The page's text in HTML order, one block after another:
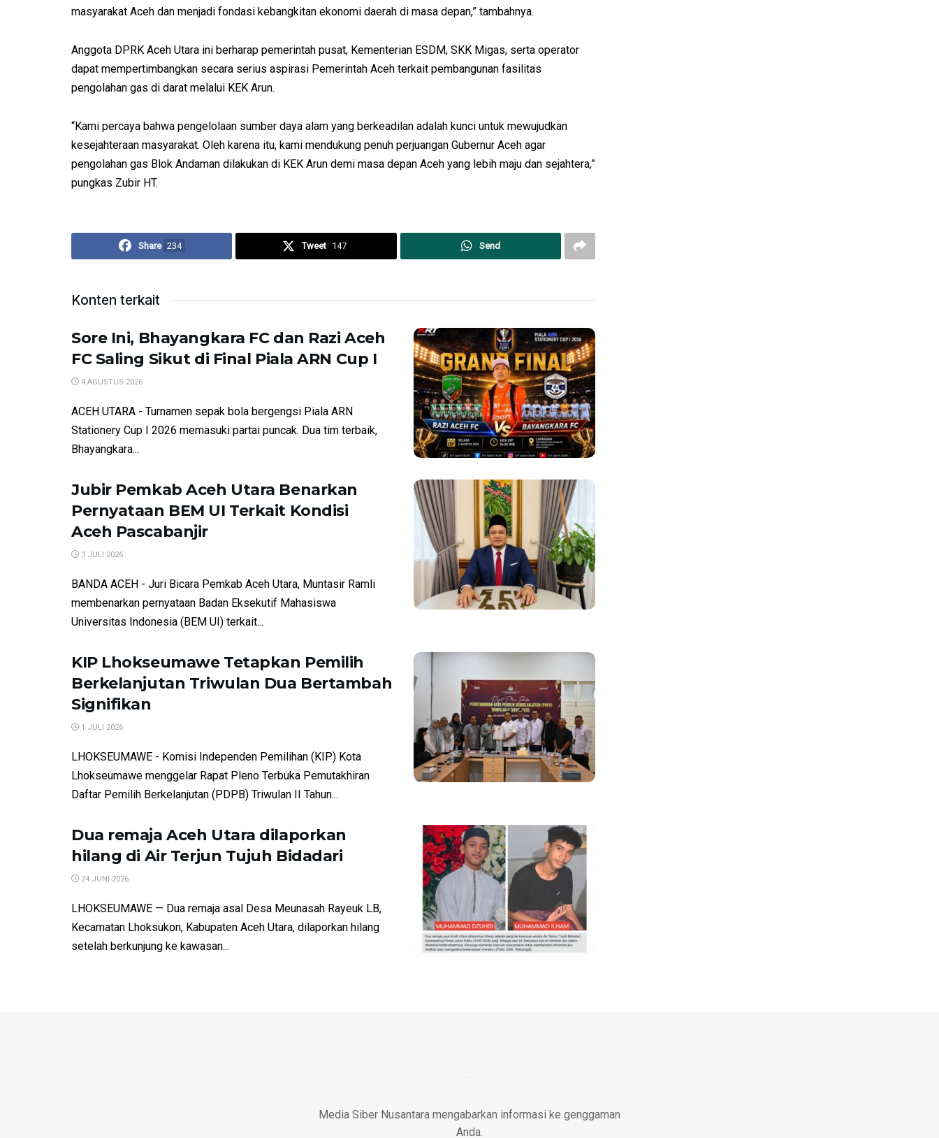
masyarakat Aceh dan menjadi fondasi kebangkitan ekonomi daerah di masa depan,” tambahnya.
Anggota DPRK Aceh Utara ini berharap pemerintah pusat, Kementerian ESDM, SKK Migas, serta operator
dapat mempertimbangkan secara serius aspirasi Pemerintah Aceh terkait pembangunan fasilitas
pengolahan gas di darat melalui KEK Arun.
“Kami percaya bahwa pengelolaan sumber daya alam yang berkeadilan adalah kunci untuk mewujudkan
kesejahteraan masyarakat. Oleh karena itu, kami mendukung penuh perjuangan Gubernur Aceh agar
pengolahan gas Blok Andaman dilakukan di KEK Arun demi masa depan Aceh yang lebih maju dan sejahtera,”
pungkas Zubir HT.
Share 234 Tweet 147 Send
Konten terkait
Sore Ini, Bhayangkara FC dan Razi Aceh
FC Saling Sikut di Final Piala ARN Cup I
4 AGUSTUS 2026
ACEH UTARA - Turnamen sepak bola bergengsi Piala ARN
Stationery Cup I 2026 memasuki partai puncak. Dua tim terbaik,
Bhayangkara...
Jubir Pemkab Aceh Utara Benarkan
Pernyataan BEM UI Terkait Kondisi
Aceh Pascabanjir
3 JULI 2026
BANDA ACEH - Juri Bicara Pemkab Aceh Utara, Muntasir Ramli
membenarkan pernyataan Badan Eksekutif Mahasiswa
Universitas Indonesia (BEM UI) terkait...
KIP Lhokseumawe Tetapkan Pemilih
Berkelanjutan Triwulan Dua Bertambah
Signifikan
1 JULI 2026
LHOKSEUMAWE - Komisi Independen Pemilihan (KIP) Kota
Lhokseumawe menggelar Rapat Pleno Terbuka Pemutakhiran
Daftar Pemilih Berkelanjutan (PDPB) Triwulan II Tahun...
Dua remaja Aceh Utara dilaporkan
hilang di Air Terjun Tujuh Bidadari
24 JUNI 2026
LHOKSEUMAWE — Dua remaja asal Desa Meunasah Rayeuk LB,
Kecamatan Lhoksukon, Kabupaten Aceh Utara, dilaporkan hilang
setelah berkunjung ke kawasan...
Media Siber Nusantara mengabarkan informasi ke genggaman
Anda.